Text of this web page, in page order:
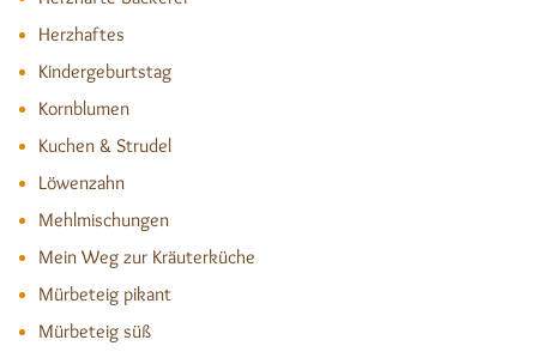
Herzhaftes
Kindergeburtstag
Kornblumen
Kuchen & Strudel
Löwenzahn
Mehlmischungen
Mein Weg zur Kräuterküche
Mürbeteig pikant
Mürbeteig süß